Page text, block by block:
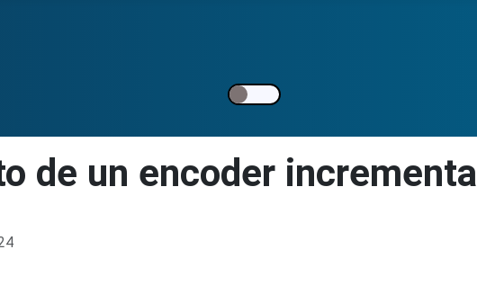
de un encoder incremental